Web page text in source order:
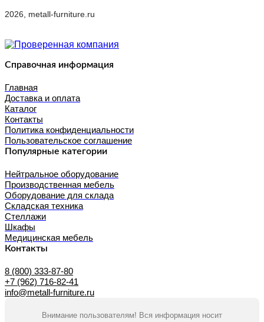
2026, metall-furniture.ru
Справочная информация
Главная
Доставка и оплата
Каталог
Контакты
Политика конфиденциальности
Пользовательское соглашение
Популярные категории
Нейтральное оборудование
Производственная мебель
Оборудование для склада
Складская техника
Стеллажи
Шкафы
Медицинская мебель
Контакты
8 (800) 333-87-80
+7 (962) 716-82-41
info@metall-furniture.ru
Внимание пользователям! Вся информация носит